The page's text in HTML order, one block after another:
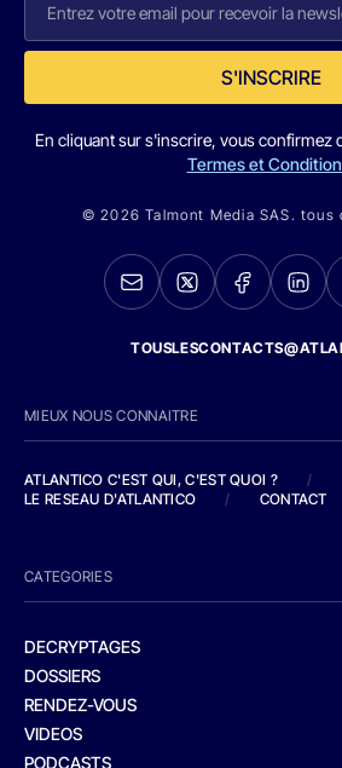
S'INSCRIRE
En cliquant sur s'inscrire, vous confirmez
Termes et
© 2026 Talmont Media SAS. tous
MIEUX NOUS CONNAITRE
ATLANTICO C'EST QUI, C'EST QUOI ?
/
LE RESEAU D'ATLANTICO
/ CONTACT
CATEGORIES
DECRYPTAGES
DOSSIERS
RENDEZ-VOUS
VIDEOS
PODCASTS